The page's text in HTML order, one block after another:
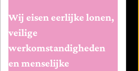
Wij eisen eerlijke lonen,
veilige
werkomstandigheden
en menselijke